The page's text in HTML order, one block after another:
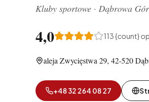
Kluby sportowe · Dąbrowa
4,0 113{count}
aleja Zwycięstwa 29, 42-520
+48 32 264 08 27